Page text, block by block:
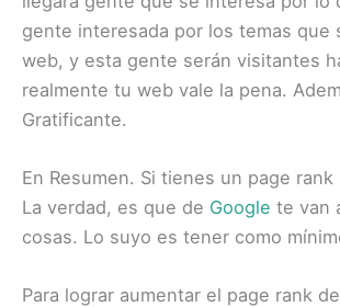
gente interesada por los temas que
web, y esta gente serán visitantes
realmente tu web vale la pena.
Gratificante.
En Resumen. Si tienes un page
La verdad, es que de Google te van
cosas. Lo suyo es tener como
Para lograr aumentar el page rank